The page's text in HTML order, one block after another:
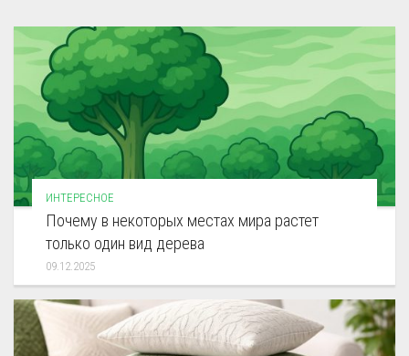
ИНТЕРЕСНОЕ
Почему в некоторых местах мира растет
только один вид дерева
09.12.2025